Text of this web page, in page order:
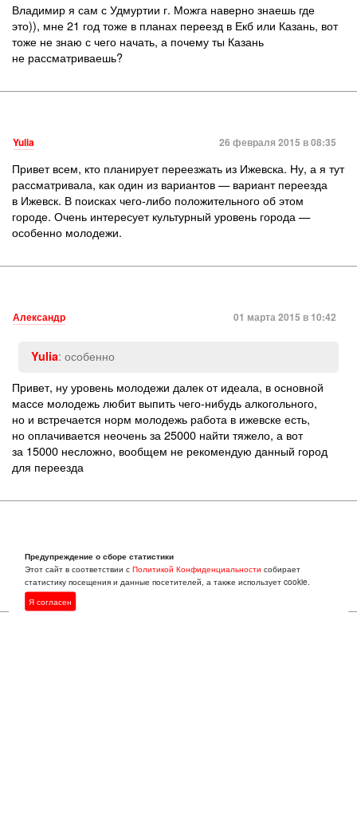
Владимир я сам с Удмуртии г. Можга наверно знаешь где
это)), мне 21 год тоже в планах переезд в Екб или Казань, вот
тоже не знаю с чего начать, а почему ты Казань
не рассматриваешь?
Yulia 26 февраля 2015 в 08:35
Привет всем, кто планирует переезжать из Ижевска. Ну, а я тут
рассматривала, как один из вариантов — вариант переезда
в Ижевск. В поисках чего-либо положительного об этом
городе. Очень интересует культурный уровень города —
особенно молодежи.
Александр 01 марта 2015 в 10:42
Yulia: особенно
Привет, ну уровень молодежи далек от идеала, в основной
массе молодежь любит выпить чего-нибудь алкогольного,
но и встречается норм молодежь работа в ижевске есть,
но оплачивается неочень за 25000 найти тяжело, а вот
за 15000 несложно, вообщем не рекомендую данный город
для переезда
Yulia
Прескорбно. Однако, спасибо.
Предупреждение о сборе статистики
Этот сайт в соответствии сПолитикой Конфиденциальности собирает
статистику посещения и данные посетителей, а также использует cookie.
Я согласен